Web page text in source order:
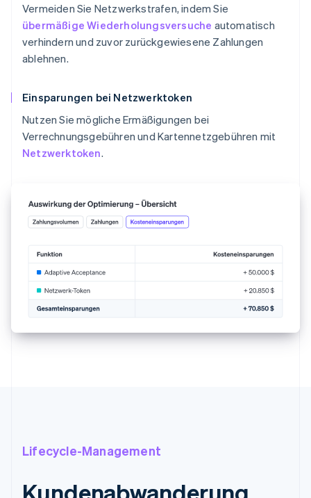
Vermeiden Sie Netzwerkstrafen, indem Sie
übermäßige Wiederholungsversuche automatisch
verhindern und zuvor zurückgewiesene Zahlungen
ablehnen.
Einsparungen bei Netzwerktoken
Nutzen Sie mögliche Ermäßigungen bei
Verrechnungsgebühren und Kartennetzgebühren mit
Netzwerktoken.
Lifecycle-Management
Kundenabwanderung